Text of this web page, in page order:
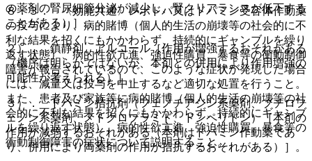
の薬剤の腎尿細管分泌が減少し、腎クリアランスが低下する
ことがある）］。
２）． 鎮静剤、アルコール［作用が増強するおそれがある
（機序は明らかではないが、本剤との併用により作用増強の
可能性が考えられる）］。
３）． ドパミン拮抗剤（フェノチアジン系薬剤、ブチロフ
ェノン系薬剤、メトクロプラミド、ドンペリドン）［本剤の
作用が減弱するおそれがある（本剤はドパミン作動薬であ
り、併用により両薬剤の作用が拮抗するおそれがある）］。
８．３． 〈効能共通〉レボドパ又はドパミン受容体作動薬
の投与により、病的賭博（個人的生活の崩壊等の社会的に不
利な結果を招くにもかかわらず、持続的にギャンブルを繰り
返す状態）、病的性欲亢進、強迫性購買、暴食等の衝動制御
障害が報告されているので、このような症状が発現した場合
には、減量又は投与を中止するなど適切な処置を行うこと。
また、患者及び家族等に病的賭博（個人的生活の崩壊等の社
会的に不利な結果を招くにもかかわらず、持続的にギャンブ
ルを繰り返す状態）、病的性欲亢進、強迫性購買、暴食等の
衝動制御障害の症状について説明すること。